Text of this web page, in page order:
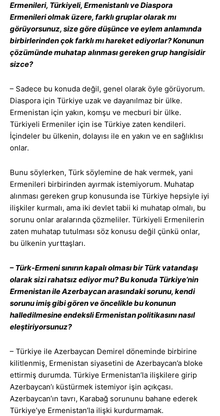
Ermenileri, Türkiyeli, Ermenistanlı ve Diaspora
Ermenileri olmak üzere, farklı gruplar olarak mı
görüyorsunuz, size göre düşünce ve eylem anlamında
birbirlerinden çok farklı mı hareket ediyorlar? Konunun
çözümünde muhatap alınması gereken grup hangisidir
sizce?
– Sadece bu konuda değil, genel olarak öyle görüyorum.
Diaspora için Türkiye uzak ve dayanılmaz bir ülke.
Ermenistan için yakın, komşu ve mecburi bir ülke.
Türkiyeli Ermeniler için ise Türkiye zaten kendileri.
İçindeler bu ülkenin, dolayısı ile en yakın ve en sağlıklısı
onlar.
Bunu söylerken, Türk söylemine de hak vermek, yani
Ermenileri birbirinden ayırmak istemiyorum. Muhatap
alınması gereken grup konusunda ise Türkiye hepsiyle iyi
ilişkiler kurmalı, ama iki devlet tabii ki muhatap olmalı, bu
sorunu onlar aralarında çözmeliler. Türkiyeli Ermenilerin
zaten muhatap tutulması söz konusu değil çünkü onlar,
bu ülkenin yurttaşları.
– Türk-Ermeni sınırın kapalı olması bir Türk vatandaşı
olarak sizi rahatsız ediyor mu? Bu konuda Türkiye’nin
Ermenistan ile Azerbaycan arasındaki sorunu, kendi
sorunu imiş gibi gören ve öncelikle bu konunun
halledilmesine endeksli Ermenistan politikasını nasıl
eleştiriyorsunuz?
– Türkiye ile Azerbaycan Demirel döneminde birbirine
kilitlenmiş, Ermenistan siyasetini de Azerbaycan’a bloke
ettirmiş durumda. Türkiye Ermenistan’la ilişkilere girip
Azerbaycan’ı küstürmek istemiyor işin açıkçası.
Azerbaycan’ın tavrı, Karabağ sorununu bahane ederek
Türkiye’ye Ermenistan’la ilişki kurdurmamak.